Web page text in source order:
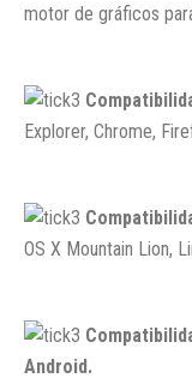
motor de gráficos
Explorer, Chrome,
OS X Mountain Lion,
Android.